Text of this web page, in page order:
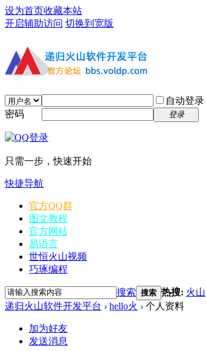
设为首页收藏本站
开启辅助访问 切换到宽版
自动登录
密码
登录
只需一步，快速开始
快捷导航
官方QQ群
图文教程
官方网站
易语言
世恒火山视频
巧琢编程
搜索 搜索 热搜: 火山
递归火山软件开发平台 › hello火 › 个人资料
加为好友
发送消息